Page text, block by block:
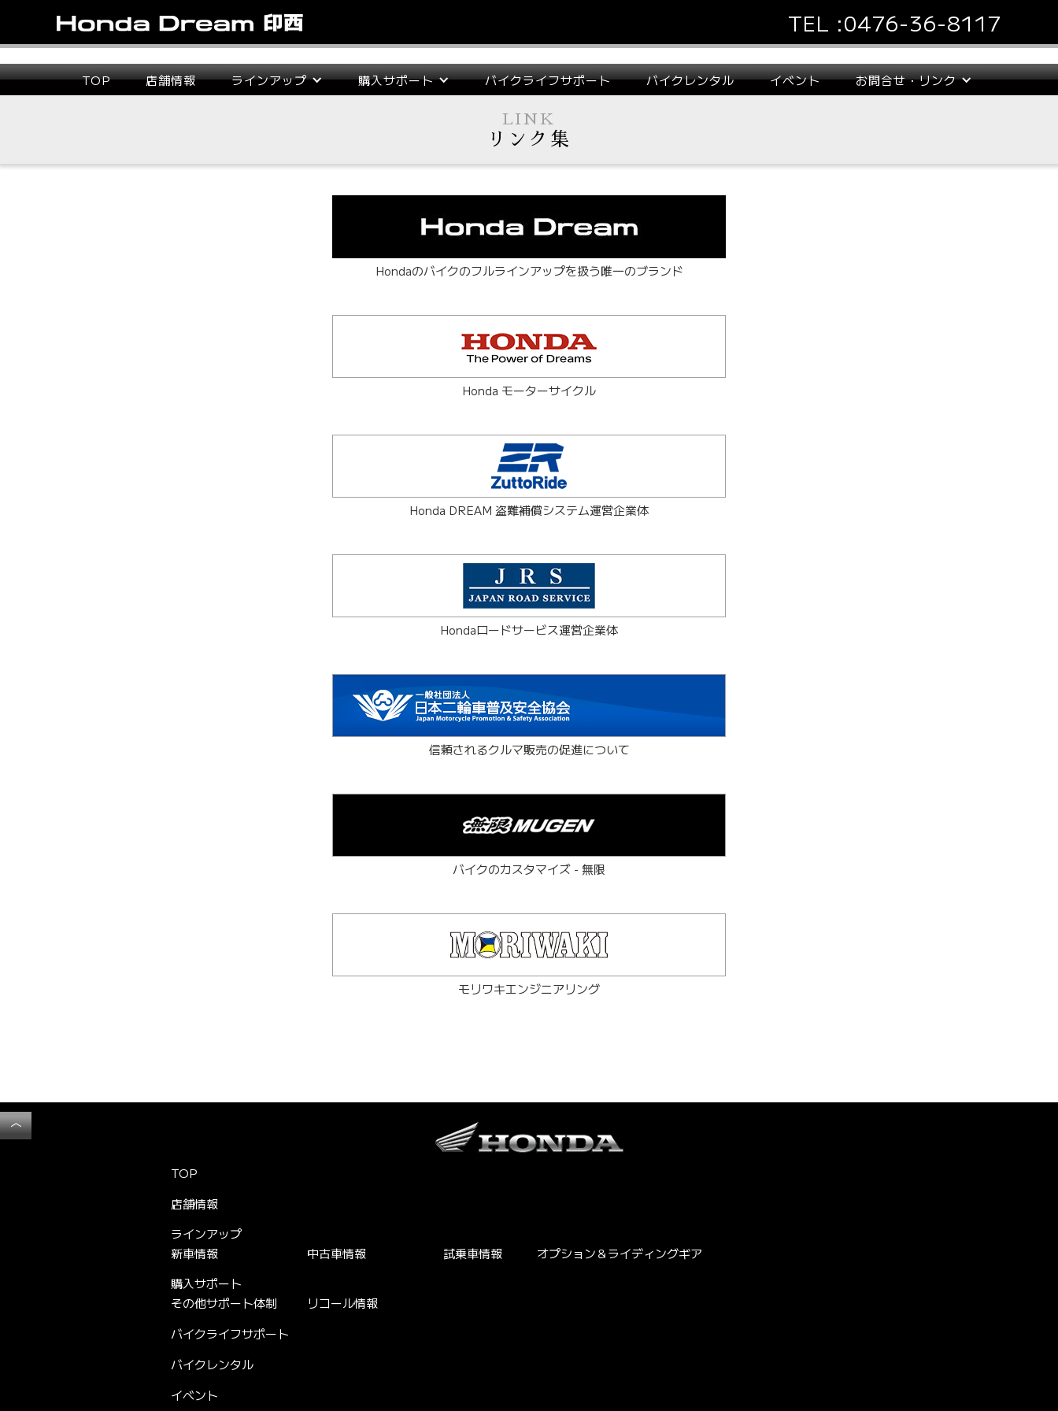
TEL :0476-36-8117
TOP 店舗情報 ラインアップ 購入サポート バイクライフサポート バイクレンタル イベント お問合せ・リンク
LINK
リンク集
Honda モーターサイクル
Hondaのバイクのフルラインアップを扱う唯一のブランド
Honda DREAM 盗難補償システム運営企業体
Hondaロードサービス運営企業体
信頼されるクルマ販売の促進について
バイクのカスタマイズ - 無限
モリワキエンジニアリング
︿
TOP
ラインアップ
購入サポート
その他サポート体制
バイクライフサポート
バイクレンタル
リコール情報
新車情報
店舗情報
中古車情報 試乗車情報 オプション＆ライディングギア
イベント